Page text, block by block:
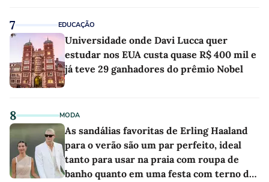
7 EDUCAÇÃO
Universidade onde Davi Lucca quer
estudar nos EUA custa quase R$ 400 mil e
já teve 29 ganhadores do prêmio Nobel
8 MODA
As sandálias favoritas de Erling Haaland
para o verão são um par perfeito, ideal
tanto para usar na praia com roupa de
banho quanto em uma festa com terno de